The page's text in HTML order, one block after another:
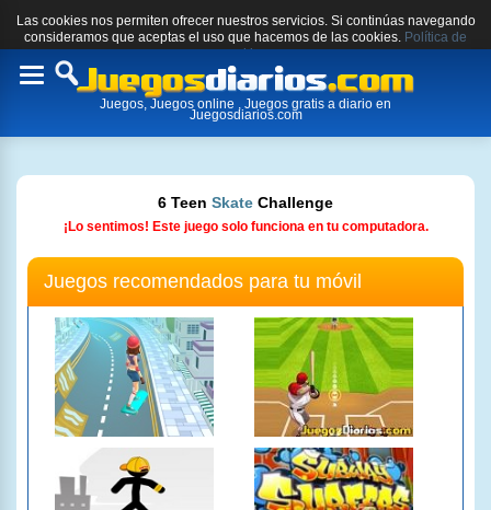
Las cookies nos permiten ofrecer nuestros servicios. Si continúas navegando
consideramos que aceptas el uso que hacemos de las cookies. Política de
cookies.
Toggle
Juegos, Juegos online , Juegos gratis a diario en
Juegosdiarios.com
6 Teen Skate Challenge
¡Lo sentimos! Este juego solo funciona en tu computadora.
Juegos recomendados para tu móvil